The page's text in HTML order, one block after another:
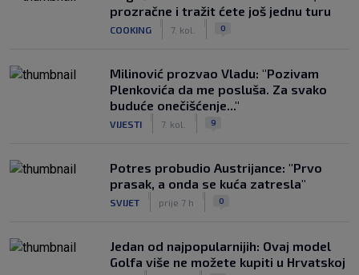
prozračne i tražit ćete još jednu turu
COOKING 7. kol. 0
Milinović prozvao Vladu: "Pozivam
Plenkovića da me posluša. Za svako
buduće onečišćenje..."
VIJESTI 7. kol. 9
Potres probudio Austrijance: "Prvo
prasak, a onda se kuća zatresla"
SVIJET prije 7 h 0
Jedan od najpopularnijih: Ovaj model
Golfa više ne možete kupiti u Hrvatskoj